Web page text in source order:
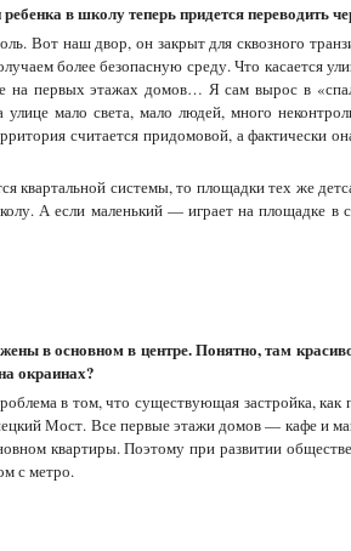
в школу теперь придется переводить
Вот наш двор, он закрыт для сквозного
более безопасную среду. Что касается
на первых этажах домов… Я сам вырос в
улице мало света, мало людей, много
считается придомовой, а фактически
квартальной системы, то площадки тех же
А если маленький — играет на площадке
в основном в центре. Понятно, там
окраинах?
в том, что существующая застройка, как
Мост. Все первые этажи домов — кафе и
квартиры. Поэтому при развитии
с метро.